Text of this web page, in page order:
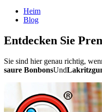
Heim
Blog
Entdecken Sie
Sie sind hier genau richtig,
saure BonbonsUnd